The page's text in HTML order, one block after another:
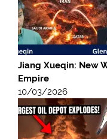
Jiang Xueqin: New
Empire
10/03/2026